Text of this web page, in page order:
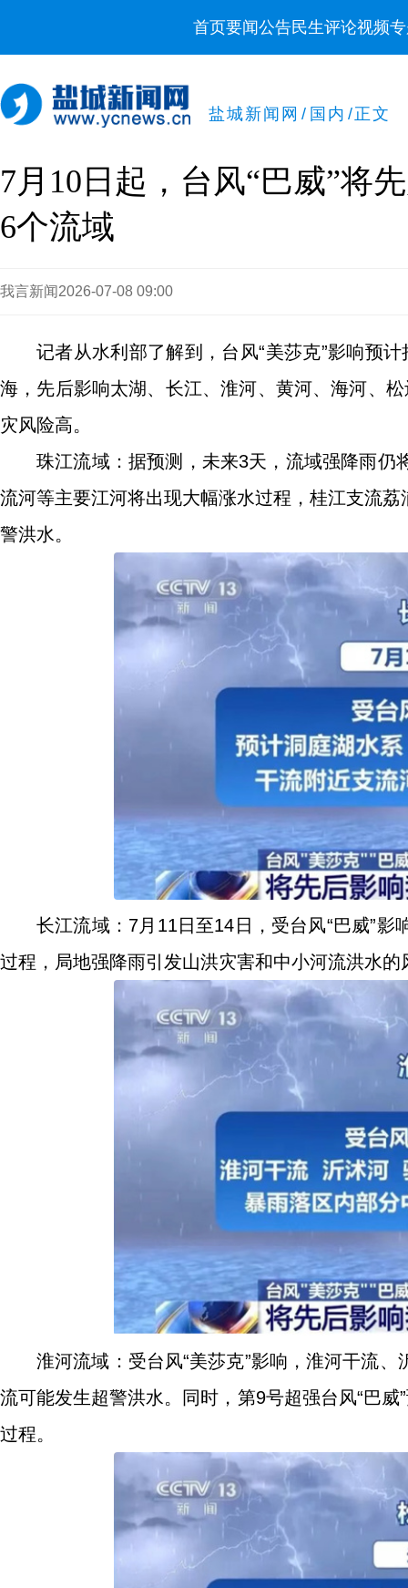
首页要闻公告民生评论视频
盐城新闻网 / 国内 /正文
7月10日起，台风“巴威”将
6个流域
我言新闻 2026-07-08 09:00
记者从水利部了解到，台风“美莎克”影响预
海，先后影响太湖、长江、淮河、黄河、海河、
灾风险高。
珠江流域：据预测，未来3天，流域强降雨
流河等主要江河将出现大幅涨水过程，桂江支流
警洪水。
长江流域：7月11日至14日，受台风“巴威”
过程，局地强降雨引发山洪灾害和中小河流洪水的
淮河流域：受台风“美莎克”影响，淮河干流
流可能发生超警洪水。同时，第9号超强台风“巴
过程。